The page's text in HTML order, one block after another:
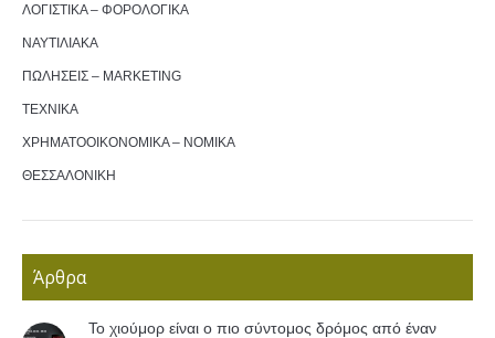
ΛΟΓΙΣΤΙΚΑ – ΦΟΡΟΛΟΓΙΚΑ
ΝΑΥΤΙΛΙΑΚΑ
ΠΩΛΗΣΕΙΣ – MARKETING
ΤΕΧΝΙΚΑ
ΧΡΗΜΑΤΟΟΙΚΟΝΟΜΙΚΑ – ΝΟΜΙΚΑ
ΘΕΣΣΑΛΟΝΙΚΗ
Άρθρα
Το χιούμορ είναι ο πιο σύντομος δρόμος από έναν